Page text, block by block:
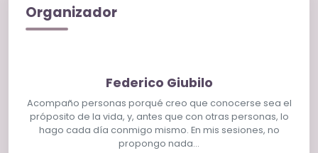
Organizador
Federico Giubilo
Acompaño personas porqué creo que conocerse sea el
próposito de la vida, y, antes que con otras personas, lo
hago cada día conmigo mismo. En mis sesiones, no
propongo nada…